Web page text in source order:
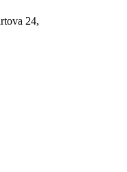
24,